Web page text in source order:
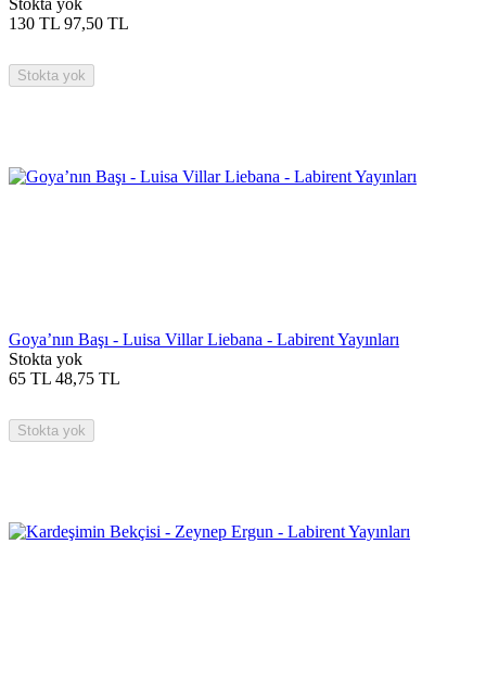
130 TL 97,50 TL
Stokta yok
Goya’nın Başı - Luisa Villar Liebana - Labirent Yayınları
Stokta yok
65 TL 48,75 TL
Stokta yok